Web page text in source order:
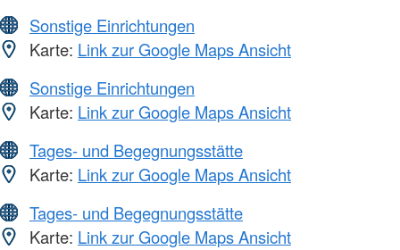
Sonstige Einrichtungen
Karte: Link zur Google Maps Ansicht
Sonstige Einrichtungen
Karte: Link zur Google Maps Ansicht
Tages- und Begegnungsstätte
Karte: Link zur Google Maps Ansicht
Tages- und Begegnungsstätte
Karte: Link zur Google Maps Ansicht